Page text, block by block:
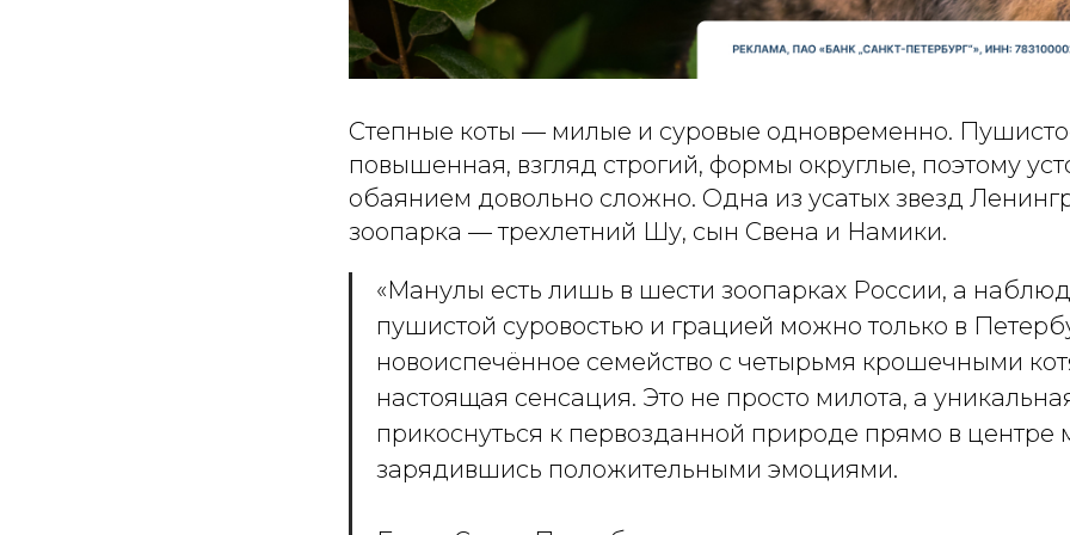
Степные коты — милые и суровые одновременно.
повышенная, взгляд строгий, формы округлые, поэтому
обаянием довольно сложно. Одна из усатых звезд
зоопарка — трехлетний Шу, сын Свена и Намики.
«Манулы есть лишь в шести зоопарках России, а
пушистой суровостью и грацией можно только в
новоиспечённое семейство с четырьмя крошечными
настоящая сенсация. Это не просто милота, а
прикоснуться к первозданной природе прямо в центре
зарядившись положительными эмоциями.